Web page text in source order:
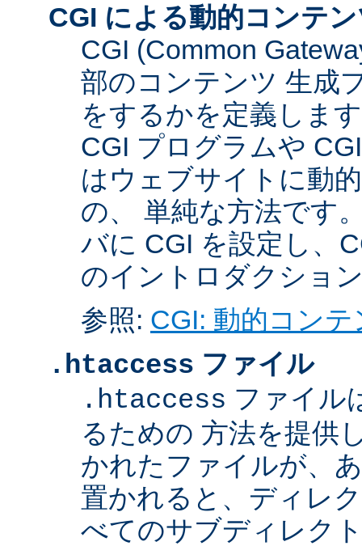
CGI による動的コンテ
CGI (Common
部のコンテンツ 生成
をするかを定義しま
CGI プログラムや
はウェブサイトに動
の、 単純な方法です
バに CGI を設定し、
のイントロダクショ
参照: CGI: 動的コンテ
.htaccess ファイル
.htaccess ファイル
るための 方法を提供
かれたファイルが、
置かれると、ディレ
べてのサブディレク